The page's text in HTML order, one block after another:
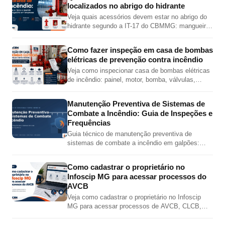
localizados no abrigo do hidrante
Veja quais acessórios devem estar no abrigo do
hidrante segundo a IT-17 do CBMMG: mangueira,
Como fazer inspeção em casa de bombas
elétricas de prevenção contra incêndio
Veja como inspecionar casa de bombas elétricas
de incêndio: painel, motor, bomba, válvulas,
Manutenção Preventiva de Sistemas de
Combate a Incêndio: Guia de Inspeções e
Frequências
Guia técnico de manutenção preventiva de
sistemas de combate a incêndio em galpões:
Como cadastrar o proprietário no
Infoscip MG para acessar processos do
AVCB
Veja como cadastrar o proprietário no Infoscip
MG para acessar processos de AVCB, CLCB,